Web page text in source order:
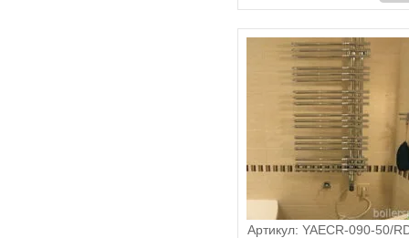
Артикул: YAECR-090-50/